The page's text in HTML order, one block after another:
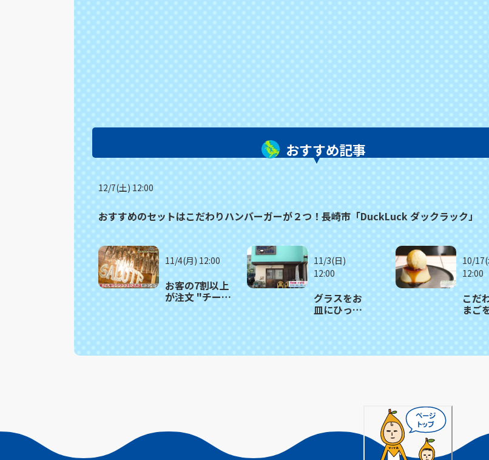
おすすめ記事
12/7(土) 12:00
おすすめのセットはこだわりハンバーガーが２つ！長崎市「DuckLuck ダックラック」
11/4(月) 12:00
お客の7割以上
が注文 "チーズ
11/3(日)
12:00
グラスをお
皿にひっく
「Rom
10/
12:00
こだ
まご
崎市